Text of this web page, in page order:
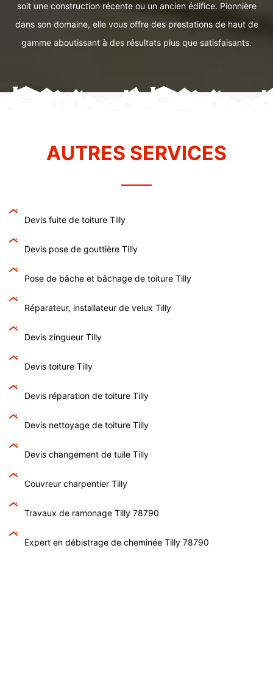
soit une construction récente ou un ancien édifice. Pionnière
dans son domaine, elle vous offre des prestations de haut de
gamme aboutissant à des résultats plus que satisfaisants.
AUTRES SERVICES
Devis fuite de toiture Tilly
Devis pose de gouttière Tilly
Pose de bâche et bâchage de toiture Tilly
Réparateur, installateur de velux Tilly
Devis zingueur Tilly
Devis toiture Tilly
Devis réparation de toiture Tilly
Devis nettoyage de toiture Tilly
Devis changement de tuile Tilly
Couvreur charpentier Tilly
Travaux de ramonage Tilly 78790
Expert en débistrage de cheminée Tilly 78790